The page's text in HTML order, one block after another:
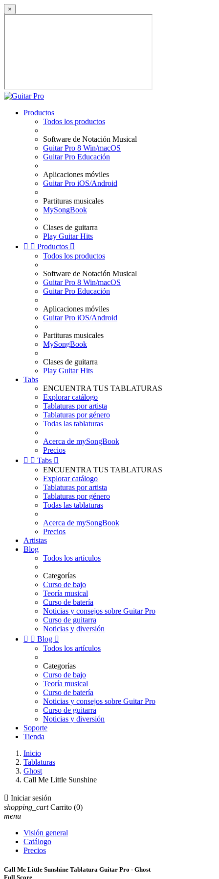
×
Productos
Todos los productos
Software de Notación Musical
Guitar Pro 8 Win/macOS
Guitar Pro Educación
Aplicaciones móviles
Guitar Pro iOS/Android
Partituras musicales
MySongBook
Clases de guitarra
Play Guitar Hits
  Productos 
Todos los productos
Software de Notación Musical
Guitar Pro 8 Win/macOS
Guitar Pro Educación
Aplicaciones móviles
Guitar Pro iOS/Android
Partituras musicales
MySongBook
Clases de guitarra
Play Guitar Hits
Tabs
ENCUENTRA TUS TABLATURAS
Explorar catálogo
Tablaturas por artista
Tablaturas por género
Todas las tablaturas
Acerca de mySongBook
Precios
  Tabs 
ENCUENTRA TUS TABLATURAS
Explorar catálogo
Tablaturas por artista
Tablaturas por género
Todas las tablaturas
Acerca de mySongBook
Precios
Artistas
Blog
Todos los artículos
Categorías
Curso de bajo
Teoría musical
Curso de batería
Noticias y consejos sobre Guitar Pro
Curso de guitarra
Noticias y diversión
  Blog 
Todos los artículos
Categorías
Curso de bajo
Teoría musical
Curso de batería
Noticias y consejos sobre Guitar Pro
Curso de guitarra
Noticias y diversión
Soporte
Tienda
Inicio
Tablaturas
Ghost
Call Me Little Sunshine
 Iniciar sesión
shopping_cart Carrito (0)
menu
Visión general
Catálogo
Precios
Call Me Little Sunshine Tablatura Guitar Pro - Ghost
Full Score